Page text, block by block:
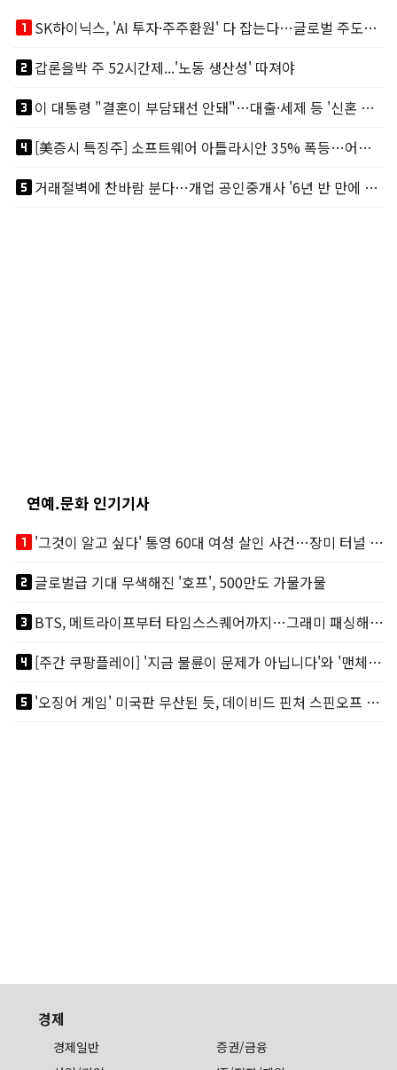
looks_one
SK하이닉스, 'AI 투자·주주환원' 다 잡는다…글로벌 주도권 굳히기
looks_two갑론을박 주 52시간제...'노동 생산성' 따져야
looks_3
이 대통령 "결혼이 부담돼선 안돼"…대출·세제 등 '신혼 걸림돌' 제거
looks_4
[美증시 특징주] 소프트웨어 아틀라시안 35% 폭등…어닝서프, 투자의견 줄줄이 상향
looks_5
거래절벽에 찬바람 분다…개업 공인중개사 '6년 반 만에 최저'
연예.문화 인기기사
looks_one
'그것이 알고 싶다' 통영 60대 여성 살인 사건…장미 터널 아래 킬러, 누구냐 넌?
looks_two글로벌급 기대 무색해진 '호프', 500만도 가물가물
looks_3
BTS, 메트라이프부터 타임스스퀘어까지…그래미 패싱해도 미 대륙 꿀꺽
looks_4
[주간 쿠팡플레이] '지금 불륜이 문제가 아닙니다'와 '맨체스터 시티 VS 아틀레티코 마드리드 빅매치'
looks_5
'오징어 게임' 미국판 무산된 듯, 데이비드 핀처 스핀오프 철회
경제
경제일반
증권/금융